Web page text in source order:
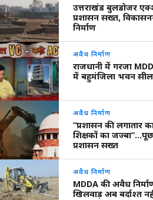
उत्तराखंड बुलडोजर
प्रशासन सख्त,
निर्माण
अवैध निर्माण
राजधानी में गरजा
में बहुमंजिला भवन सील
अवैध निर्माण
“प्रशासन की लगातार
शिक्षकों का
प्रशासन सख्त
अवैध निर्माण
MDDA की अवैध
खिलवाड़ अब बर्दाश्त